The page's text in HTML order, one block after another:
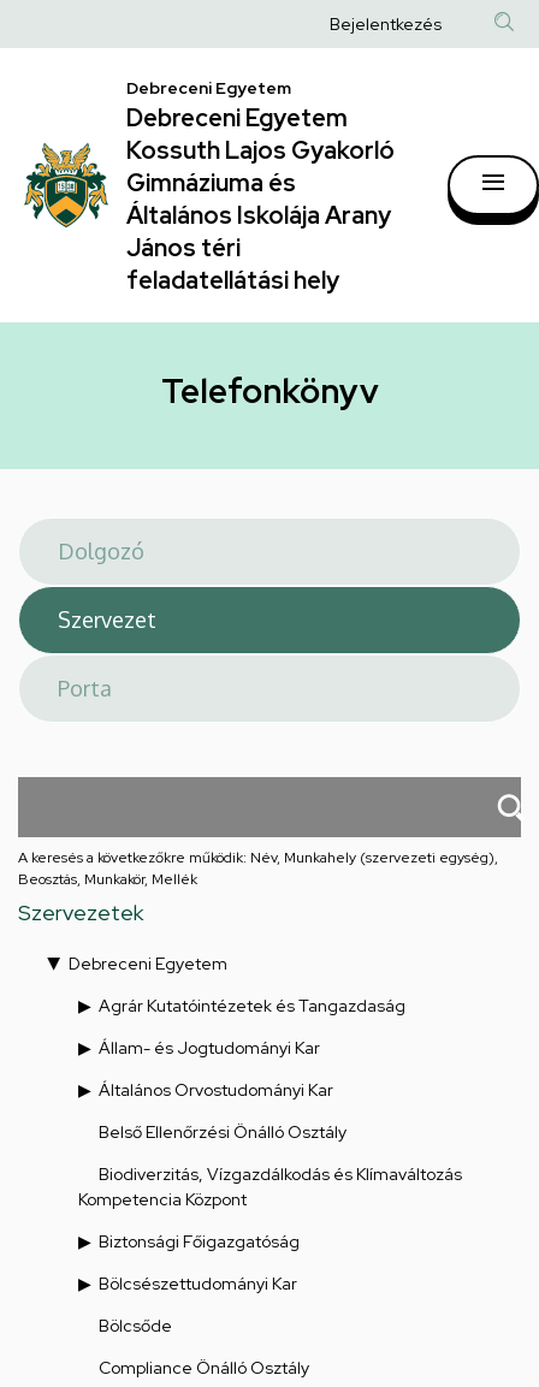
|
Debreceni
Egyetem
Kossuth
Lajos
Gyakorló
Általános
Arany
János
téri
feladatellátási
hely
a
Anonim
fiók
menüje
Bejelentkezés
Debreceni Egyetem
Debreceni Egyetem
Kossuth Lajos Gyakorló
Gimnáziuma és
Általános Iskolája Arany
János téri
feladatellátási hely
Telefonkönyv
A keresés a következőkre működik: Név, Munkahely (szervezeti egység),
Beosztás, Munkakör, Mellék
Szervezetek
Debreceni Egyetem
Agrár Kutatóintézetek és Tangazdaság
Állam- és Jogtudományi Kar
Általános Orvostudományi Kar
Belső Ellenőrzési Önálló Osztály
Biodiverzitás, Vízgazdálkodás és Klímaváltozás
Kompetencia Központ
Biztonsági Főigazgatóság
Bölcsészettudományi Kar
Bölcsőde
Compliance Önálló Osztály